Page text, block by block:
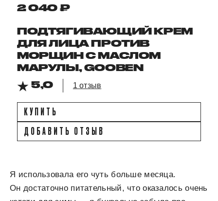
2 040 ₽
ПОДТЯГИВАЮЩИЙ КРЕМ
ДЛЯ ЛИЦА ПРОТИВ
МОРЩИН С МАСЛОМ
МАРУЛЫ, GOOBEN
5,0
1 отзыв
КУПИТЬ
ДОБАВИТЬ ОТЗЫВ
Я использовала его чуть больше месяца.
Он достаточно питательный, что оказалось очень